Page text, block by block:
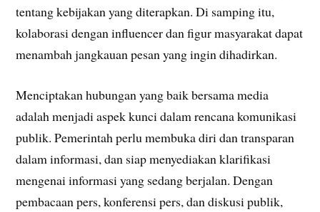
tentang kebijakan yang diterapkan. Di samping itu,
kolaborasi dengan influencer dan figur masyarakat dapat
menambah jangkauan pesan yang ingin dihadirkan.
Menciptakan hubungan yang baik bersama media
adalah menjadi aspek kunci dalam rencana komunikasi
publik. Pemerintah perlu membuka diri dan transparan
dalam informasi, dan siap menyediakan klarifikasi
mengenai informasi yang sedang berjalan. Dengan
pembacaan pers, konferensi pers, dan diskusi publik,